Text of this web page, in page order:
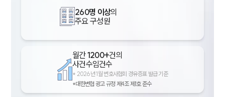
260명 이상의
주요 구성원
월간1200+건의
사건수임건수
* 2026년 1월 변호사협회 경유증표 발급 기준
*대한변협 광고 규정 제4조 제1호 준수